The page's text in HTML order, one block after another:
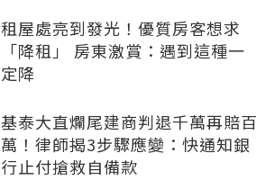
租屋處亮到發光！優質房客想求
「降租」 房東激賞：遇到這種一
定降
基泰大直爛尾建商判退千萬再賠百
萬！律師揭3步驟應變：快通知銀
行止付搶救自備款